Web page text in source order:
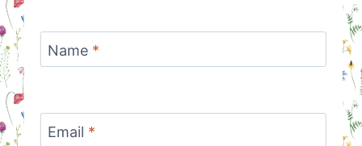
Name *
Email *